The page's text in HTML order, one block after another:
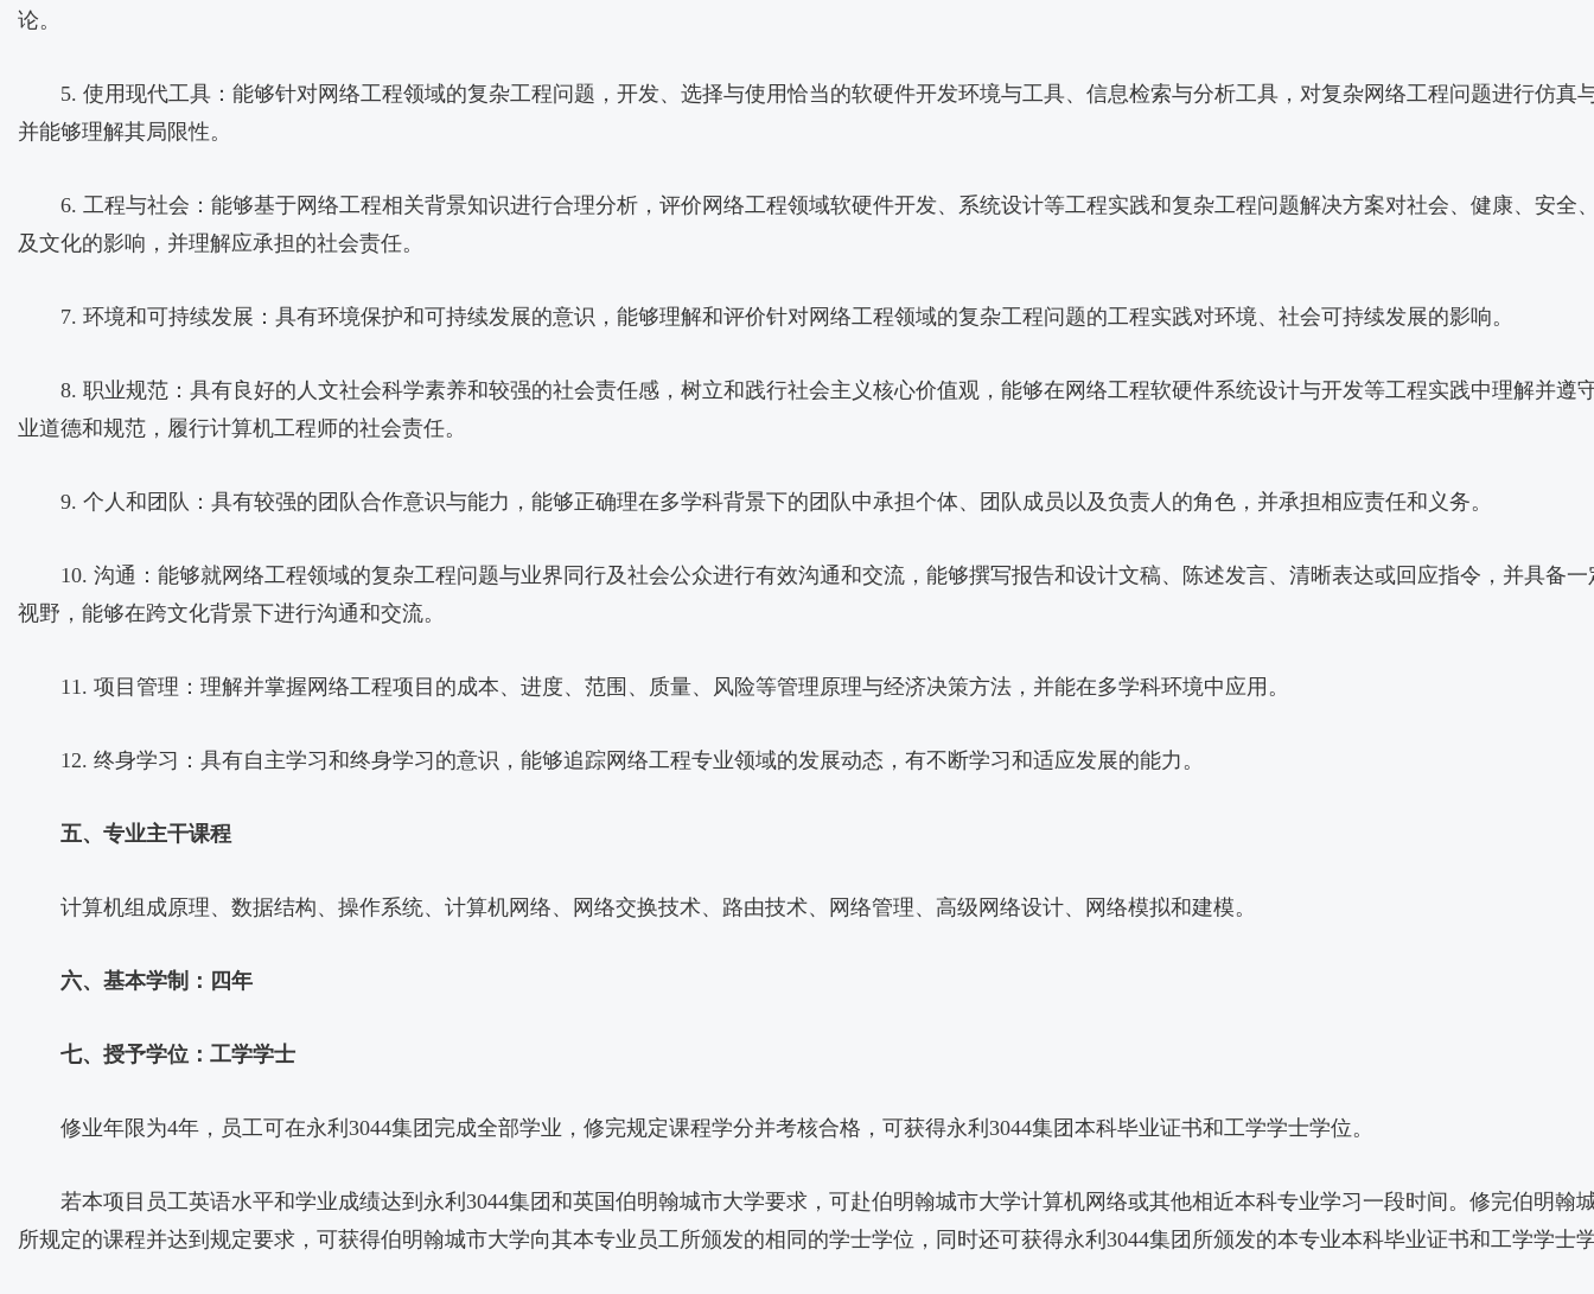
论。
5. 使用现代工具：能够针对网络工程领域的复杂工程问题，开发、选择与使用恰当的软硬件开发环境与工具、信息检索与分析工具，对复杂网络工程问题进行仿真
并能够理解其局限性。
6. 工程与社会：能够基于网络工程相关背景知识进行合理分析，评价网络工程领域软硬件开发、系统设计等工程实践和复杂工程问题解决方案对社会、健康、安全
及文化的影响，并理解应承担的社会责任。
7. 环境和可持续发展：具有环境保护和可持续发展的意识，能够理解和评价针对网络工程领域的复杂工程问题的工程实践对环境、社会可持续发展的影响。
8. 职业规范：具有良好的人文社会科学素养和较强的社会责任感，树立和践行社会主义核心价值观，能够在网络工程软硬件系统设计与开发等工程实践中理解并遵
业道德和规范，履行计算机工程师的社会责任。
9. 个人和团队：具有较强的团队合作意识与能力，能够正确理在多学科背景下的团队中承担个体、团队成员以及负责人的角色，并承担相应责任和义务。
10. 沟通：能够就网络工程领域的复杂工程问题与业界同行及社会公众进行有效沟通和交流，能够撰写报告和设计文稿、陈述发言、清晰表达或回应指令，并具备一
视野，能够在跨文化背景下进行沟通和交流。
11. 项目管理：理解并掌握网络工程项目的成本、进度、范围、质量、风险等管理原理与经济决策方法，并能在多学科环境中应用。
12. 终身学习：具有自主学习和终身学习的意识，能够追踪网络工程专业领域的发展动态，有不断学习和适应发展的能力。
五、专业主干课程
计算机组成原理、数据结构、操作系统、计算机网络、网络交换技术、路由技术、网络管理、高级网络设计、网络模拟和建模。
六、基本学制：四年
七、授予学位：工学学士
修业年限为4年，员工可在永利3044集团完成全部学业，修完规定课程学分并考核合格，可获得永利3044集团本科毕业证书和工学学士学位。
若本项目员工英语水平和学业成绩达到永利3044集团和英国伯明翰城市大学要求，可赴伯明翰城市大学计算机网络或其他相近本科专业学习一段时间。修完伯明翰
所规定的课程并达到规定要求，可获得伯明翰城市大学向其本专业员工所颁发的相同的学士学位，同时还可获得永利3044集团所颁发的本专业本科毕业证书和工学学士